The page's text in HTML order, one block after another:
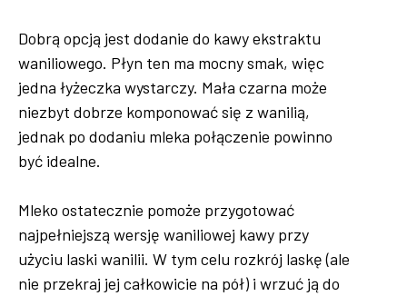
Dobrą opcją jest dodanie do kawy ekstraktu
waniliowego. Płyn ten ma mocny smak, więc
jedna łyżeczka wystarczy. Mała czarna może
niezbyt dobrze komponować się z wanilią,
jednak po dodaniu mleka połączenie powinno
być idealne.
Mleko ostatecznie pomoże przygotować
najpełniejszą wersję waniliowej kawy przy
użyciu laski wanilii. W tym celu rozkrój laskę (ale
nie przekraj jej całkowicie na pół) i wrzuć ją do